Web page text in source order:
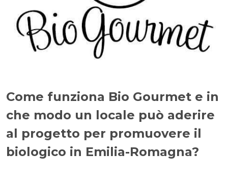
Come funziona Bio Gourmet e in
che modo un locale può aderire
al progetto per promuovere il
biologico in Emilia-Romagna?